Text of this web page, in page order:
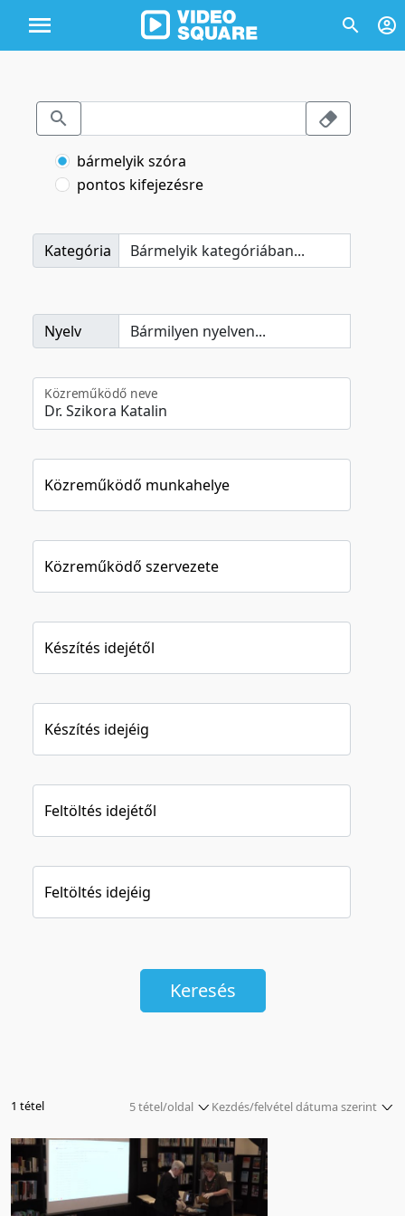
bármelyik szóra
pontos kifejezésre
Kategória
Nyelv
Közreműködő neve
Közreműködő munkahelye
Közreműködő szervezete
Készítés idejétől
Készítés idejéig
Feltöltés idejétől
Feltöltés idejéig
Keresés
Kezdés/felvétel dátuma szerint
Relevancia szerint
Kezdés/felvétel dátuma szerint
Kezdés/felvétel dátuma szerint
1 tétel
5 tétel/oldal
5 tétel/oldal
10 tétel/oldal
20 tétel/oldal